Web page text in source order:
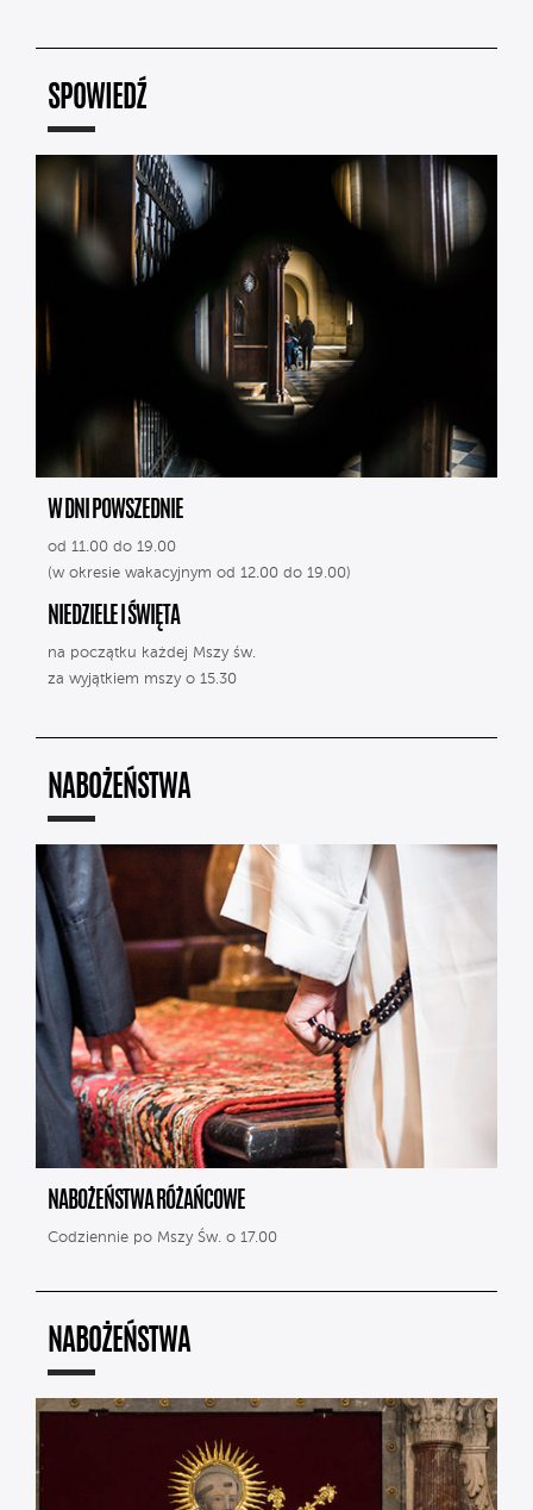
SPOWIEDŹ
W DNI POWSZEDNIE
od 11.00 do 19.00
(w okresie wakacyjnym od 12.00 do 19.00)
NIEDZIELE I ŚWIĘTA
na początku każdej Mszy św.
za wyjątkiem mszy o 15.30
NABOŻEŃSTWA
NABOŻEŃSTWA RÓŻAŃCOWE
Codziennie po Mszy Św. o 17.00
NABOŻEŃSTWA